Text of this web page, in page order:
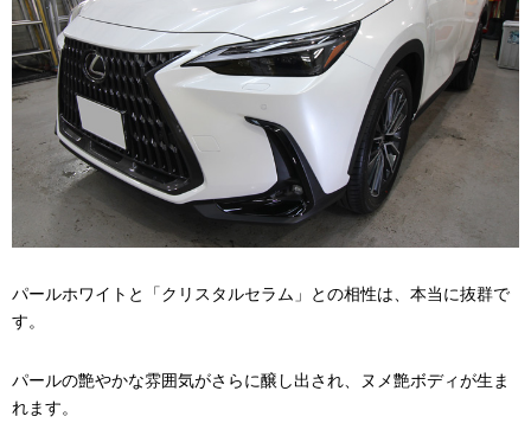
パールホワイトと「クリスタルセラム」との相性は、本当に抜群で
す。
パールの艶やかな雰囲気がさらに醸し出され、ヌメ艶ボディが生ま
れます。